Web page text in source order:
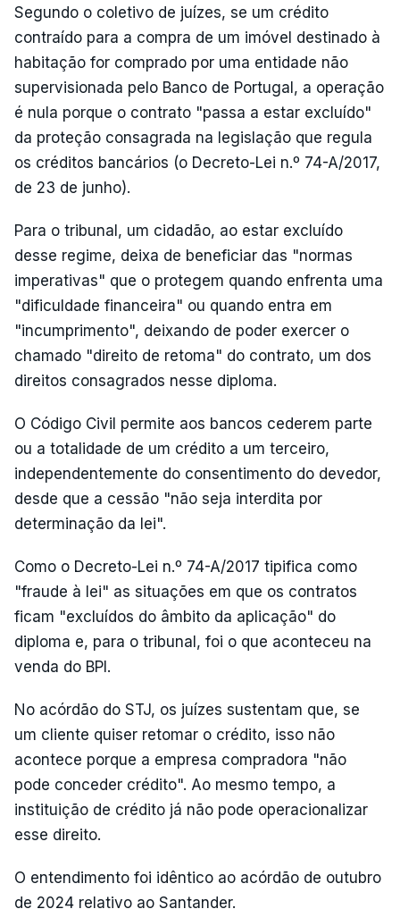
Segundo o coletivo de juízes, se um crédito
contraído para a compra de um imóvel destinado à
habitação for comprado por uma entidade não
supervisionada pelo Banco de Portugal, a operação
é nula porque o contrato "passa a estar excluído"
da proteção consagrada na legislação que regula
os créditos bancários (o Decreto-Lei n.º 74-A/2017,
de 23 de junho).
Para o tribunal, um cidadão, ao estar excluído
desse regime, deixa de beneficiar das "normas
imperativas" que o protegem quando enfrenta uma
"dificuldade financeira" ou quando entra em
"incumprimento", deixando de poder exercer o
chamado "direito de retoma" do contrato, um dos
direitos consagrados nesse diploma.
O Código Civil permite aos bancos cederem parte
ou a totalidade de um crédito a um terceiro,
independentemente do consentimento do devedor,
desde que a cessão "não seja interdita por
determinação da lei".
Como o Decreto-Lei n.º 74-A/2017 tipifica como
"fraude à lei" as situações em que os contratos
ficam "excluídos do âmbito da aplicação" do
diploma e, para o tribunal, foi o que aconteceu na
venda do BPI.
No acórdão do STJ, os juízes sustentam que, se
um cliente quiser retomar o crédito, isso não
acontece porque a empresa compradora "não
pode conceder crédito". Ao mesmo tempo, a
instituição de crédito já não pode operacionalizar
esse direito.
O entendimento foi idêntico ao acórdão de outubro
de 2024 relativo ao Santander.